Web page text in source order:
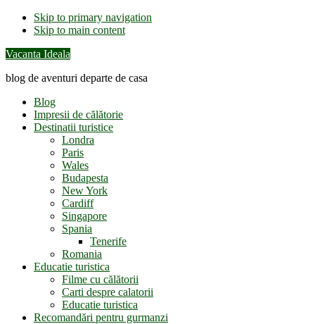
Skip to primary navigation
Skip to main content
Vacanta Ideala
blog de aventuri departe de casa
Blog
Impresii de călătorie
Destinatii turistice
Londra
Paris
Wales
Budapesta
New York
Cardiff
Singapore
Spania
Tenerife
Romania
Educatie turistica
Filme cu călătorii
Carti despre calatorii
Educatie turistica
Recomandări pentru gurmanzi